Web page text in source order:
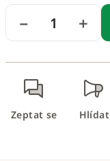
+
−
Zeptat se Hlídat